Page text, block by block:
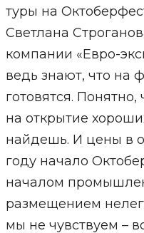
туры на
Светлана
компании «Евро-
ведь знают, что на
готовятся.
на открытие
найдешь. И цены в
году начало
началом
размещением
мы не чувствуем –